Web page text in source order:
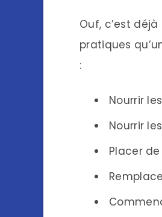
Ouf, c’est
pratiques
:
Nourrir
Nourrir
Placer